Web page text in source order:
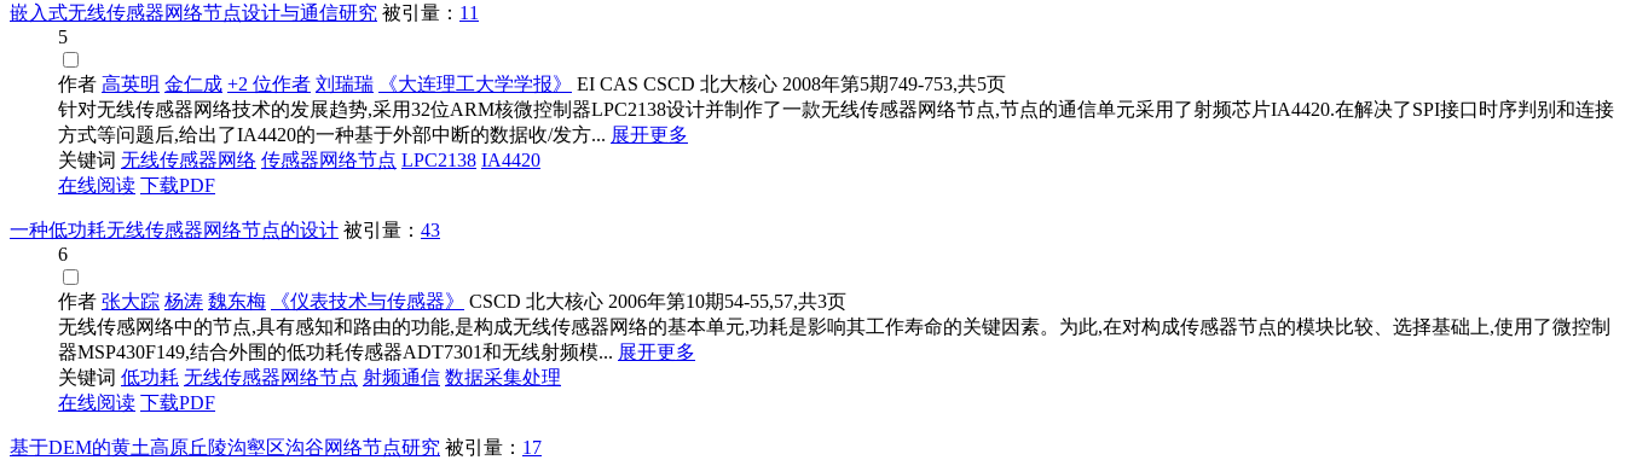
嵌入式无线传感器网络节点设计与通信研究 被引量： 11
5
作者 高英明 金仁成 +2 位作者 刘瑞瑞 《大连理工大学学报》 EI CAS CSCD 北大核心 2008年第5期749-753,共5页
针对无线传感器网络技术的发展趋势,采用32位ARM核微控制器LPC2138设计并制作了一款无线传感器网络节点,节点的通信单元采用了射频芯片IA4420.在解决了SPI接口时序判别和连接
方式等问题后,给出了IA4420的一种基于外部中断的数据收/发方... 展开更多
关键词 无线传感器网络 传感器网络节点 LPC2138 IA4420
在线阅读 下载PDF
一种低功耗无线传感器网络节点的设计 被引量： 43
6
作者 张大踪 杨涛 魏东梅 《仪表技术与传感器》 CSCD 北大核心 2006年第10期54-55,57,共3页
无线传感网络中的节点,具有感知和路由的功能,是构成无线传感器网络的基本单元,功耗是影响其工作寿命的关键因素。为此,在对构成传感器节点的模块比较、选择基础上,使用了微控制
器MSP430F149,结合外围的低功耗传感器ADT7301和无线射频模... 展开更多
关键词 低功耗 无线传感器网络节点 射频通信 数据采集处理
在线阅读 下载PDF
基于DEM的黄土高原丘陵沟壑区沟谷网络节点研究 被引量： 17